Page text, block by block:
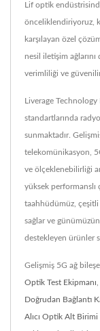
Lif optik
önceliklendiriyoruz,
karşılayan özel
nesil iletişim
verimliliği ve
Liverage
standartlarında
sunmaktadır.
telekomünikasyon,
ve ölçeklenebilirliği
yüksek
taahhüdümüz, çeşitli
sağlar ve
destekleyen ürünler
Gelişmiş 5G ağ
Optik Test Ekipmanı
Doğrudan Bağlantı
Alıcı Optik Alt Birimi